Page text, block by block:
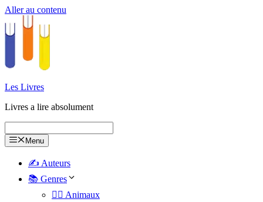
Aller au contenu
Les Livres
Livres a lire absolument
Menu
✍️ Auteurs
📚 Genres
🐕‍🦺 Animaux